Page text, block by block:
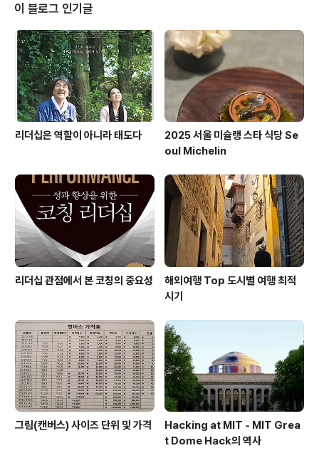
tournaments and the Olympic gold medal durin
g his or her career is said to have achieved a C
areer Golden Slam. 테니스에서 30년 동안 단 3명(남
2, 여1)만이 골든슬램의 영예를 안았는데, 안드레 애거시
(미국), ..
이 블로그 인기글
리더십은 역할이 아니라 태도다
2025 서울 미슐랭 스타 식당 Se
oul Michelin
리더십 관점에서 본 코칭의 중요성
해외여행 Top 도시별 여행 최적
시기
그림(캔버스) 사이즈 단위 및 가격
Hacking at MIT - MIT Grea
t Dome Hack의 역사